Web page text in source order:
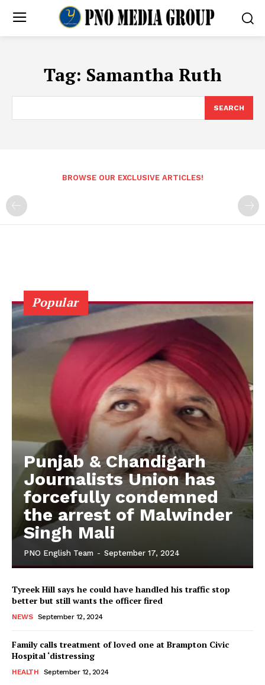
Tag: Samantha Ruth
SEARCH
BROWSE OUR EXCLUSIVE ARTICLES!
Popular
Punjab & Chandigarh
Journalists Union has
forcefully condemned
the arrest of Malwinder
Singh Mali
PNO English Team - September 17, 2024
Tyreek Hill says he could have handled his traffic stop
better but still wants the officer fired
NEWS September 12, 2024
Family calls treatment of loved one at Brampton Civic
Hospital ‘distressing
HEALTH September 12, 2024